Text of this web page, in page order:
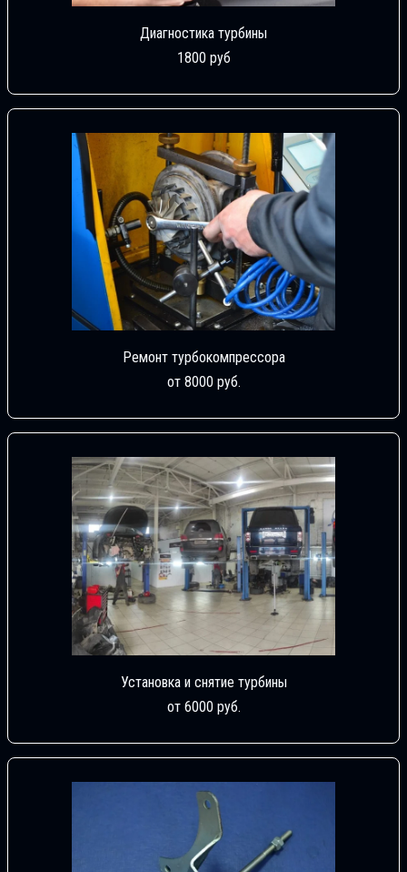
Диагностика турбины
1800 руб
Ремонт турбокомпрессора
от 8000 руб.
Установка и снятие турбины
от 6000 руб.